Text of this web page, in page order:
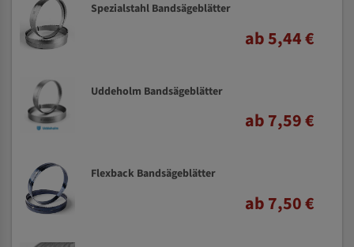
Spezialstahl Bandsägeblätter
ab 5,44 €
Uddeholm Bandsägeblätter
ab 7,59 €
Flexback Bandsägeblätter
ab 7,50 €